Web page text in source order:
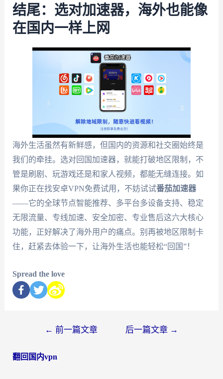
结尾：选对加速器，海外也能像
在国内一样上网
海外生活虽然有新鲜感，但国内的资源和社交圈始终是
我们的牵挂。选对回国加速器，就能打破地区限制，不
管是刷剧、玩游戏还是和家人视频，都能无缝连接。如
果你正在找安卓VPN免费试用，不妨试试番茄加速器
——它的全球节点智能推荐、多平台多设备支持、稳定
无限流量、专线加速、安全加密、专业售后这六大核心
功能，正好解决了海外用户的痛点。别再被地区限制卡
住，赶紧去体验一下，让海外生活也能轻松“回国”！
Spread the love
← 前一篇文章 后一篇文章 →
翻回国内vpn